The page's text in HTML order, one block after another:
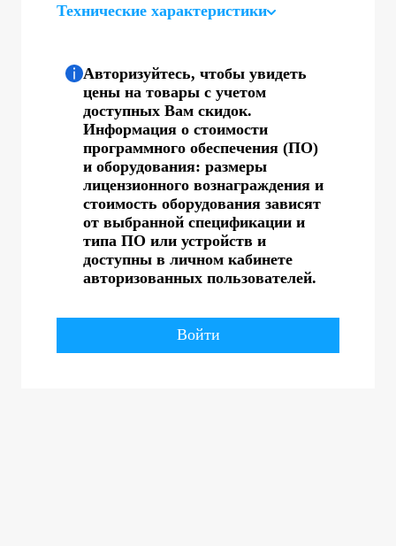
Технические характеристики
Авторизуйтесь, чтобы увидеть
цены на товары с учетом
доступных Вам скидок.
Информация о стоимости
программного обеспечения (ПО)
и оборудования: размеры
лицензионного вознаграждения и
стоимость оборудования зависят
от выбранной спецификации и
типа ПО или устройств и
доступны в личном кабинете
авторизованных пользователей.
Войти